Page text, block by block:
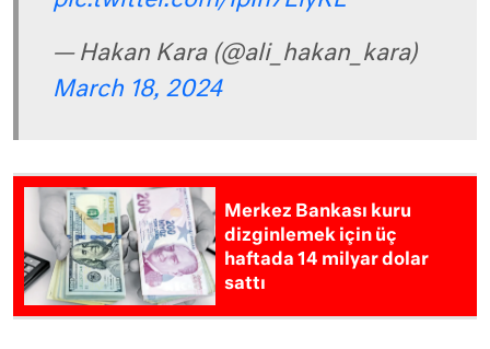
— Hakan Kara (@ali_hakan_kara)
March 18, 2024
Merkez Bankası kuru
dizginlemek için üç
haftada 14 milyar dolar
sattı